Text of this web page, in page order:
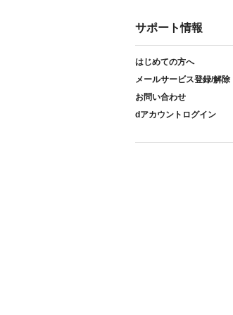
サポート情報
はじめての方へ
メールサービス登録/解除
お問い合わせ
dアカウントログイン